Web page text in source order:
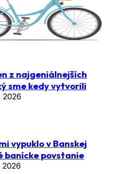
z najgeniálnejších
sme kedy vytvorili
2026
vypuklo v Banskej
banícke povstanie
2026